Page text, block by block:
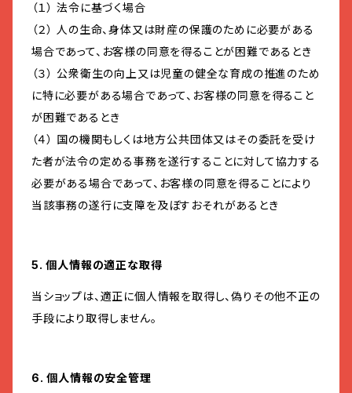
（１） 法令に基づく場合
（２） 人の生命、身体又は財産の保護のために必要がある
場合であって、お客様の同意を得ることが困難であるとき
（３） 公衆衛生の向上又は児童の健全な育成の推進のため
に特に必要がある場合であって、お客様の同意を得ること
が困難であるとき
（４） 国の機関もしくは地方公共団体又はその委託を受け
た者が法令の定める事務を遂行することに対して協力する
必要がある場合であって、お客様の同意を得ることにより
当該事務の遂行に支障を及ぼすおそれがあるとき
5. 個人情報の適正な取得
当ショップは、適正に個人情報を取得し、偽りその他不正の
手段により取得しません。
6. 個人情報の安全管理